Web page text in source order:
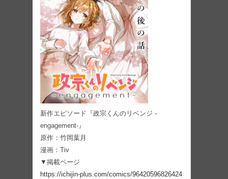
新作エピソード『政宗くんのリベンジ -
engagement-』
原作：竹岡葉月
漫画：Tiv
▼掲載ページ
https://ichijin-plus.com/comics/96420596826424